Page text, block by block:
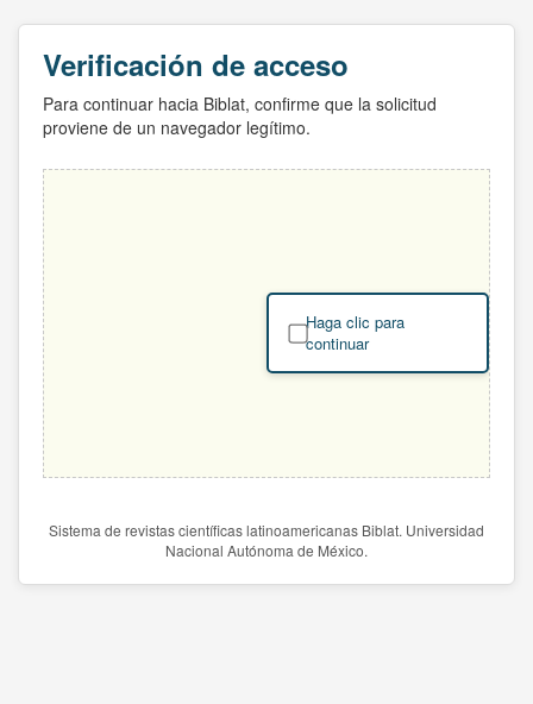
Verificación de acceso
Para continuar hacia Biblat, confirme que la solicitud
proviene de un navegador legítimo.
Haga clic para
continuar
Sistema de revistas científicas latinoamericanas Biblat. Universidad
Nacional Autónoma de México.